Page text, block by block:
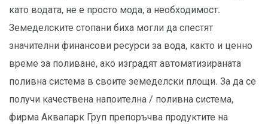
като водата, не е просто мода, а необходимост.
Земеделските стопани биха могли да спестят
значителни финансови ресурси за вода, както и ценно
време за поливане, ако изградят автоматизираната
поливна система в своите земеделски площи. За да се
получи качествена напоителна / поливна система,
фирма Аквапарк Груп препоръчва продуктите на